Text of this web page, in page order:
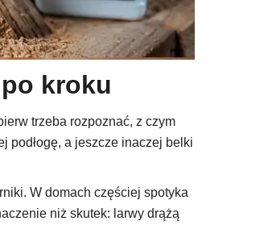
kroku
trzeba rozpoznać, z czym
podłogę, a jeszcze inaczej belki
W domach częściej spotyka
niż skutek: larwy drążą